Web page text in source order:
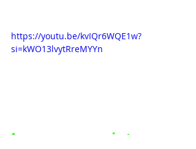
https://youtu.be/kvIQr6WQE1w?
si=kWO13lvytRreMYYn
La maintenance